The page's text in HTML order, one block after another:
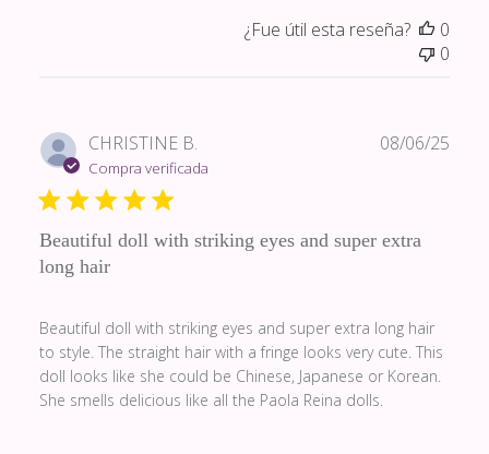
¿Fue útil esta reseña?
0
0
CHRISTINE B.
Compra verificada
Beautiful doll with striking eyes and super extra
long hair
Beautiful doll with striking eyes and super extra long hair
to style. The straight hair with a fringe looks very cute. This
doll looks like she could be Chinese, Japanese or Korean.
She smells delicious like all the Paola Reina dolls.
08/06/25